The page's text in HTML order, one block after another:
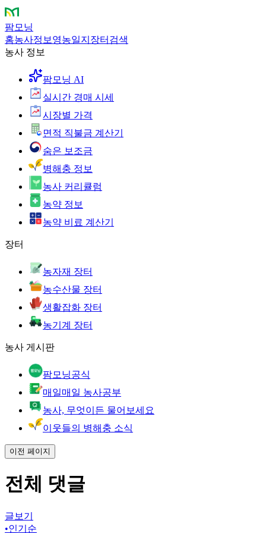
팜모닝
홈농사정보 영농일지 장터 검색
농사 정보
팜모닝 AI
실시간 경매 시세
시장별 가격
면적 직불금 계산기
숨은 보조금
병해충 정보
농사 커리큘럼
농약 정보
농약 비료 계산기
장터
농자재 장터
농수산물 장터
생활잡화 장터
농기계 장터
농사 게시판
팜모닝공식
매일매일 농사공부
농사, 무엇이든 물어보세요
이웃들의 병해충 소식
이전 페이지
전체 댓글
글보기
•인기순